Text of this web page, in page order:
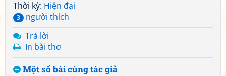
Thời kỳ: Hiện đại
3
người thích
Trả lời
In bài thơ
Một số bài cùng tác giả